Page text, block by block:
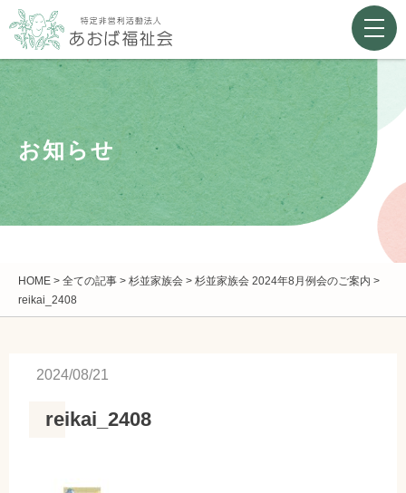
お知らせ
HOME > 全ての記事 > 杉並家族会 > 杉並家族会 2024年8月例会のご案内 >
reikai_2408
2024/08/21
reikai_2408